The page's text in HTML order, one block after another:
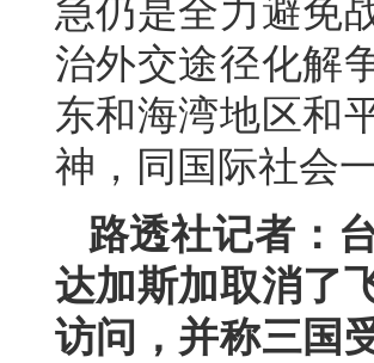
急仍是全力避免
治外交途径化解
东和海湾地区和
神，同国际社会
路透社记者：
达加斯加取消了
访问，并称三国